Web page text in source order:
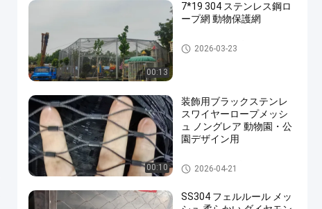
00:13
7*19 304 ステンレス鋼ロ
ープ網 動物保護網
動物園 の ロープ 網
2026-03-23
00:10
装飾用ブラックステンレ
スワイヤーロープメッシ
ュ ノングレア 動物園・公
園デザイン用
ワイヤー ロープの網
2026-04-21
SS304 フェルルール メッ